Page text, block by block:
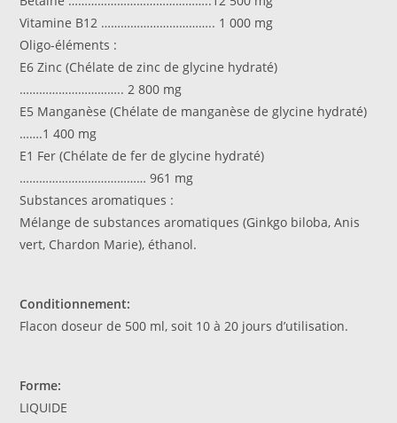
Vitamine B12 …………………………….. 1 000 mg
Oligo-éléments :
E6 Zinc (Chélate de zinc de glycine hydraté)
………………………….. 2 800 mg
E5 Manganèse (Chélate de manganèse de glycine hydraté)
…….1 400 mg
E1 Fer (Chélate de fer de glycine hydraté)
………………………………… 961 mg
Substances aromatiques :
Mélange de substances aromatiques (Ginkgo biloba, Anis
vert, Chardon Marie), éthanol.
Conditionnement:
Flacon doseur de 500 ml, soit 10 à 20 jours d’utilisation.
Forme:
LIQUIDE